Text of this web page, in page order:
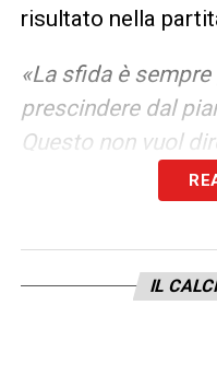
risultato nella
«La sfida è
prescindere dal
Questo non vuol
male. Negli
che sarà la gara di
vincere il ritorno.
IL